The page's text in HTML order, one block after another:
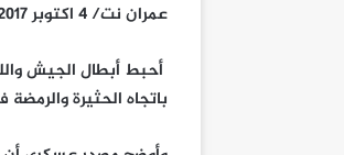
عمران نت/ 4 اكتوبر 2017م
أحبط أبطال الجيش
باتجاه الحثيرة